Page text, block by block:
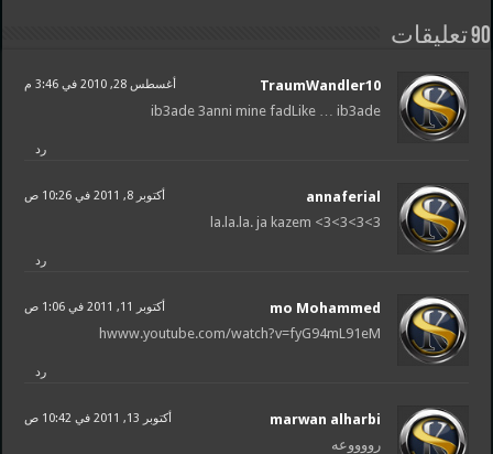
90 تعليقات
TraumWandler10 أغسطس 28, 2010 في 3:46 م
ib3ade 3anni mine fadLike … ib3ade
رد
annaferial أكتوبر 8, 2011 في 10:26 ص
la.la.la. ja kazem <3<3<3<3
رد
mo Mohammed أكتوبر 11, 2011 في 1:06 ص
hwww.youtube.com/watch?v=fyG94mL91eM
رد
marwan alharbi أكتوبر 13, 2011 في 10:42 ص
رووووعه